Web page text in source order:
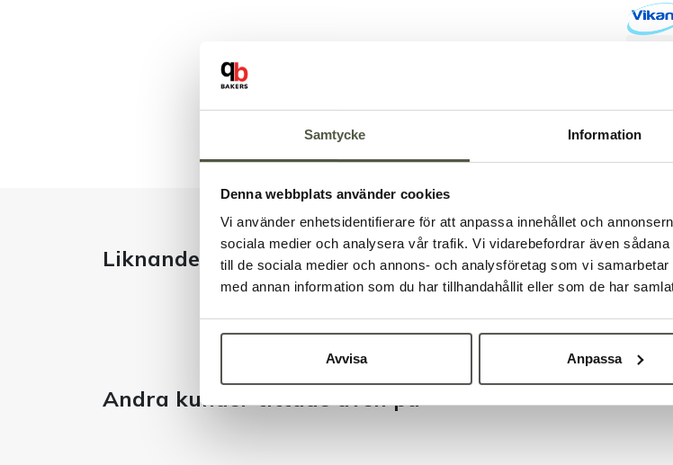
Samtycke Information
Denna webbplats använder cookies
Vi använder enhetsidentifierare för att anpassa innehållet och
sociala medier och analysera vår trafik. Vi vidarebefordrar även
till de sociala medier och annons- och analysföretag som vi
med annan information som du har tillhandahållit eller som de har
Avvisa Anpassa
Liknande produkter
Andra kunder tittade även på
Välkommen till
Handlar du som företag eller
Fortsätt som privatperson